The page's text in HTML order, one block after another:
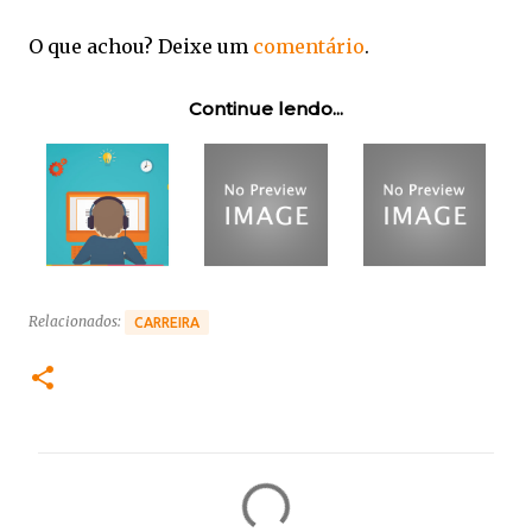
O que achou? Deixe um comentário.
Continue lendo...
Relacionados: CARREIRA